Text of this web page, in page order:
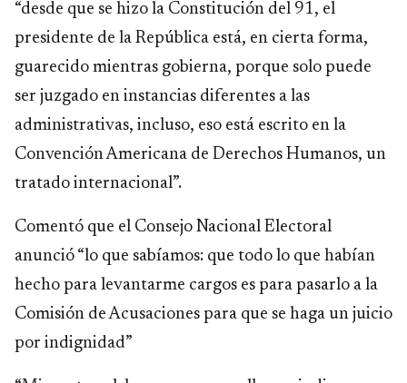
“desde que se hizo la Constitución del 91, el
presidente de la República está, en cierta forma,
guarecido mientras gobierna, porque solo puede
ser juzgado en instancias diferentes a las
administrativas, incluso, eso está escrito en la
Convención Americana de Derechos Humanos, un
tratado internacional”.
Comentó que el Consejo Nacional Electoral
anunció “lo que sabíamos: que todo lo que habían
hecho para levantarme cargos es para pasarlo a la
Comisión de Acusaciones para que se haga un juicio
por indignidad”